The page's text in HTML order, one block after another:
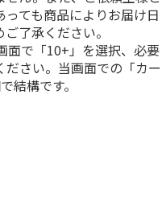
ても商品によりお届け日
了承ください。
面で「10+」を選択、必要
さい。当画面での「カー
結構です。